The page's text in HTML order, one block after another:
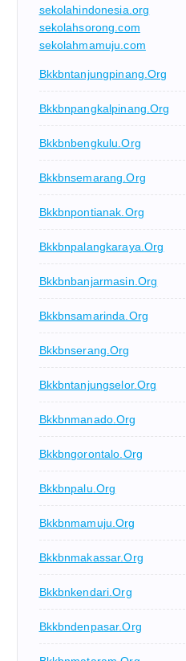
sekolahindonesia.org
sekolahsorong.com
sekolahmamuju.com
Bkkbntanjungpinang.org
Bkkbnpangkalpinang.org
Bkkbnbengkulu.org
Bkkbnsemarang.org
Bkkbnpontianak.org
Bkkbnpalangkaraya.org
Bkkbnbanjarmasin.org
Bkkbnsamarinda.org
Bkkbnserang.org
Bkkbntanjungselor.org
Bkkbnmanado.org
Bkkbngorontalo.org
Bkkbnpalu.org
Bkkbnmamuju.org
Bkkbnmakassar.org
Bkkbnkendari.org
Bkkbndenpasar.org